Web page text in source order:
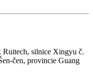
Ruitech, silnice Xingyu č.
čen, provincie Guang